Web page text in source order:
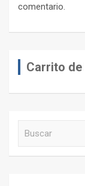
comentario.
Carrito de